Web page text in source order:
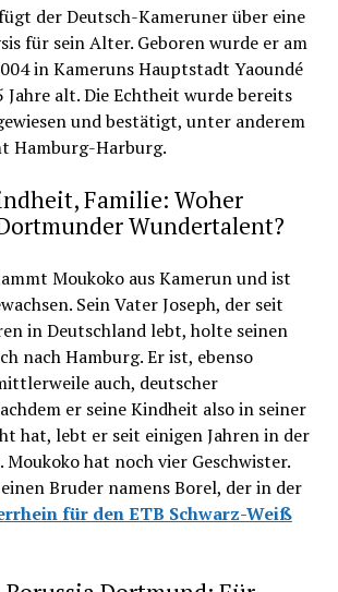
der Deutsch-Kameruner über eine
für sein Alter. Geboren wurde er am
in Kameruns Hauptstadt Yaoundé
alt. Die Echtheit wurde bereits
und bestätigt, unter anderem
Hamburg-Harburg.
Familie: Woher
Wundertalent?
Moukoko aus Kamerun und ist
Sein Vater Joseph, der seit
in Deutschland lebt, holte seinen
nach Hamburg. Er ist, ebenso
auch, deutscher
er seine Kindheit also in seiner
hat, lebt er seit einigen Jahren in der
Moukoko hat noch vier Geschwister.
Bruder namens Borel, der in der
für den ETB Schwarz-Weiß